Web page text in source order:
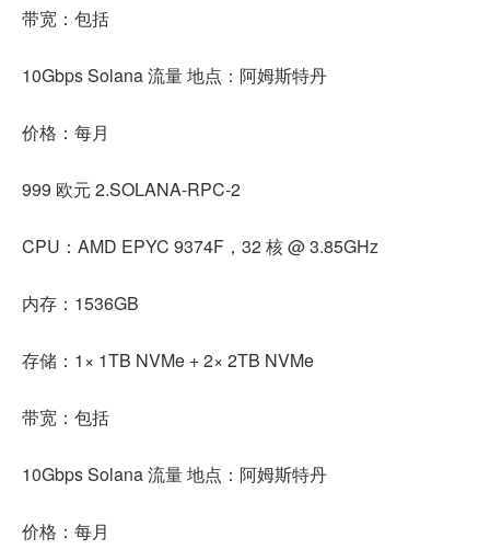
带宽：包括
10Gbps Solana 流量 地点：阿姆斯特丹
价格：每月
999 欧元 2.SOLANA-RPC-2
CPU：AMD EPYC 9374F，32 核 @ 3.85GHz
内存：1536GB
存储：1× 1TB NVMe + 2× 2TB NVMe
带宽：包括
10Gbps Solana 流量 地点：阿姆斯特丹
价格：每月